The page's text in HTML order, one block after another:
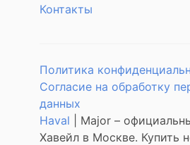
Контакты
Политика
Согласие на обработку
данных
Haval | Major –
Хавейл в Москве. Купить